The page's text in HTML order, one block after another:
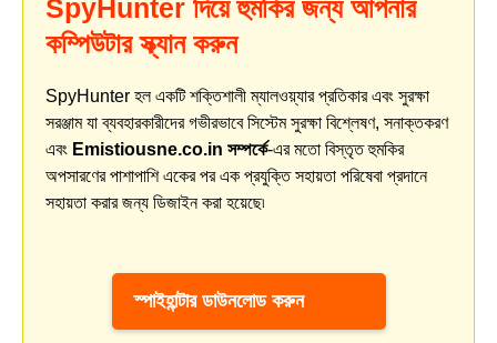
SpyHunter দিয়ে হুমকির জন্য আপনার
কম্পিউটার স্ক্যান করুন
SpyHunter হল একটি শক্তিশালী ম্যালওয়্যার প্রতিকার এবং সুরক্ষা
সরঞ্জাম যা ব্যবহারকারীদের গভীরভাবে সিস্টেম সুরক্ষা বিশ্লেষণ, সনাক্তকরণ
এবং Emistiousne.co.in সম্পর্কে-এর মতো বিস্তৃত হুমকির
অপসারণের পাশাপাশি একের পর এক প্রযুক্তি সহায়তা পরিষেবা প্রদানে
সহায়তা করার জন্য ডিজাইন করা হয়েছে৷
স্পাইহান্টার ডাউনলোড করুন